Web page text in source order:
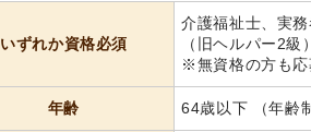
いずれか資格必須
介護福祉士、実
（旧ヘルパー2級）
※無資格の方も応
年齢 64歳以下 （年齢